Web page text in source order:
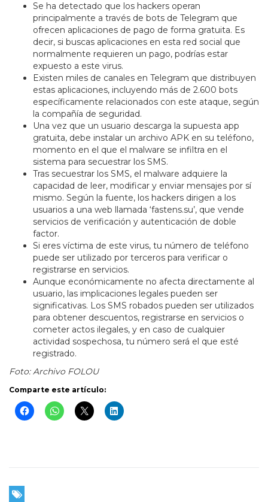
Se ha detectado que los hackers operan
principalmente a través de bots de Telegram que
ofrecen aplicaciones de pago de forma gratuita. Es
decir, si buscas aplicaciones en esta red social que
normalmente requieren un pago, podrías estar
expuesto a este virus.
Existen miles de canales en Telegram que distribuyen
estas aplicaciones, incluyendo más de 2.600 bots
específicamente relacionados con este ataque, según
la compañía de seguridad.
Una vez que un usuario descarga la supuesta app
gratuita, debe instalar un archivo APK en su teléfono,
momento en el que el malware se infiltra en el
sistema para secuestrar los SMS.
Tras secuestrar los SMS, el malware adquiere la
capacidad de leer, modificar y enviar mensajes por sí
mismo. Según la fuente, los hackers dirigen a los
usuarios a una web llamada ‘fastens.su’, que vende
servicios de verificación y autenticación de doble
factor.
Si eres víctima de este virus, tu número de teléfono
puede ser utilizado por terceros para verificar o
registrarse en servicios.
Aunque económicamente no afecta directamente al
usuario, las implicaciones legales pueden ser
significativas. Los SMS robados pueden ser utilizados
para obtener descuentos, registrarse en servicios o
cometer actos ilegales, y en caso de cualquier
actividad sospechosa, tu número será el que esté
registrado.
Foto: Archivo FOLOU
Comparte este artículo: